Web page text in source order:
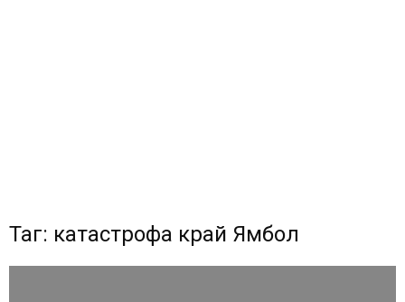
Таг: катастрофа край Ямбол